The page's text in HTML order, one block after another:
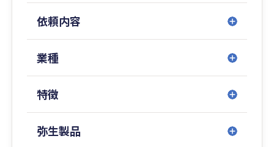
依頼内容
業種
特徴
弥生製品